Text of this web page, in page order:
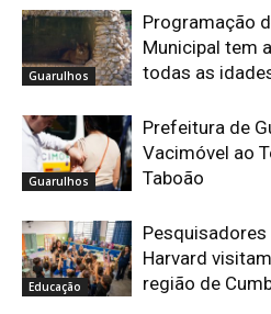
Guarulhos
Programação
Municipal tem
todas as
Guarulhos
Prefeitura de
Vacimóvel ao
Taboão
Educação
Harvard
região de